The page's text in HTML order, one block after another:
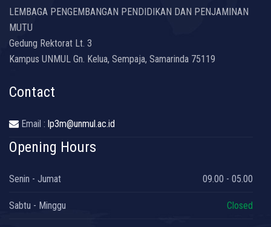
LEMBAGA PENGEMBANGAN PENDIDIKAN DAN PENJAMINAN
MUTU
Gedung Rektorat Lt. 3
Kampus UNMUL Gn. Kelua, Sempaja, Samarinda 75119
Contact
Email : lp3m@unmul.ac.id
Opening Hours
Senin - Jumat 09.00 - 05.00
Sabtu - Minggu Closed